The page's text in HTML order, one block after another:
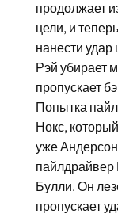
продолжает
цели, и
нанести удар
Рэй убирает
пропускает
Попытка
Нокс,
уже
пайлдрайвер
Булли. Он
пропускает